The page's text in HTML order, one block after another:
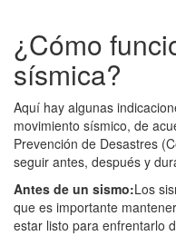
¿Cómo
sísmica?
Aquí hay algunas
movimiento sísmico, de
Prevención de Desastres
seguir antes, después y
Antes de un sismo:Los
que es importante
estar listo para enfrentarlo